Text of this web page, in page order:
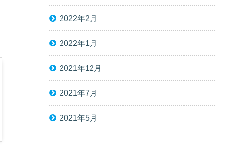
2022年2月
2022年1月
2021年12月
2021年7月
2021年5月